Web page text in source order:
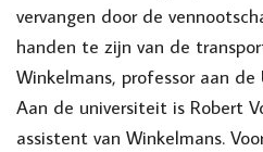
vervangen door de
handen te zijn van de
Winkelmans, professor aan
Aan de universiteit is Robert
assistent van Winkelmans.